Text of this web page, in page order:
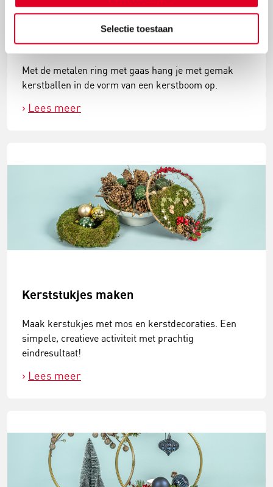
Selectie toestaan
Knutselidee: kersthanger met ballen
Met de metalen ring met gaas hang je met gemak
kerstballen in de vorm van een kerstboom op.
Lees meer
Kerststukjes maken
Maak kerstukjes met mos en kerstdecoraties. Een
simpele, creatieve activiteit met prachtig
eindresultaat!
Lees meer